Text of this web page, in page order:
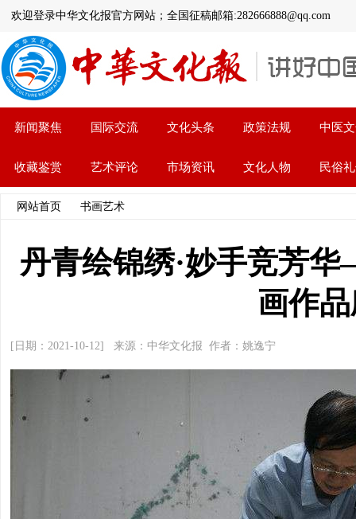
欢迎登录中华文化报官方网站；全国征稿邮箱:282666888@qq.com
新闻聚焦 国际交流 文化头条 政策法规 中医
收藏鉴赏 艺术评论 市场资讯 文化人物 民俗
网站首页 书画艺术
丹青绘锦绣·妙手竞芳
画作
[日期：2021-10-12] 来源：中华文化报 作者：姚逸宁